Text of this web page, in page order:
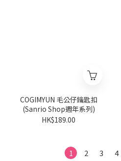
COGIMYUN 毛公仔鑰匙扣
(Sanrio Shop週年系列)
HK$189.00
1 2 3 4